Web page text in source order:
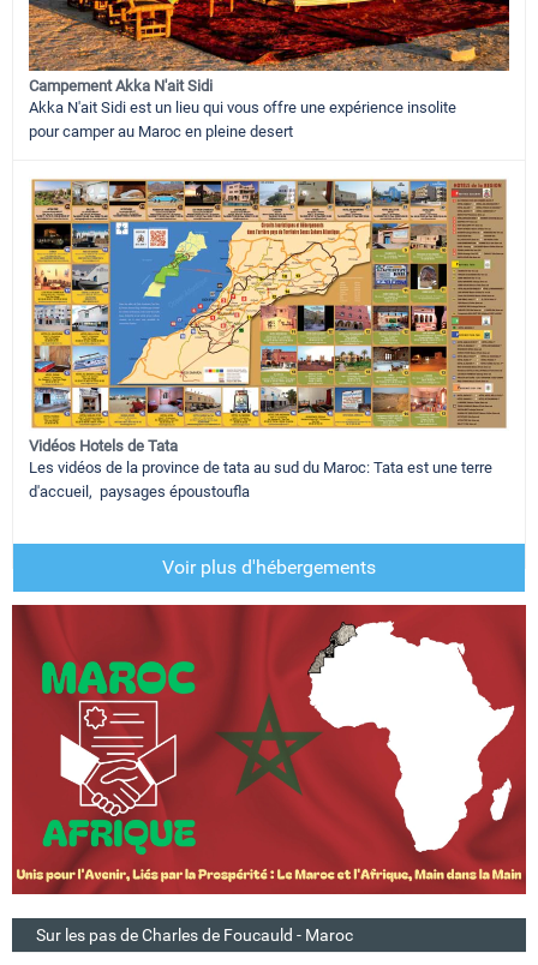
Campement Akka N'ait Sidi
Akka N'ait Sidi est un lieu qui vous offre une expérience insolite
pour camper au Maroc en pleine desert
Vidéos Hotels de Tata
Les vidéos de la province de tata au sud du Maroc: Tata est une terre
d'accueil, paysages époustoufla
Voir plus d'hébergements
Sur les pas de Charles de Foucauld - Maroc